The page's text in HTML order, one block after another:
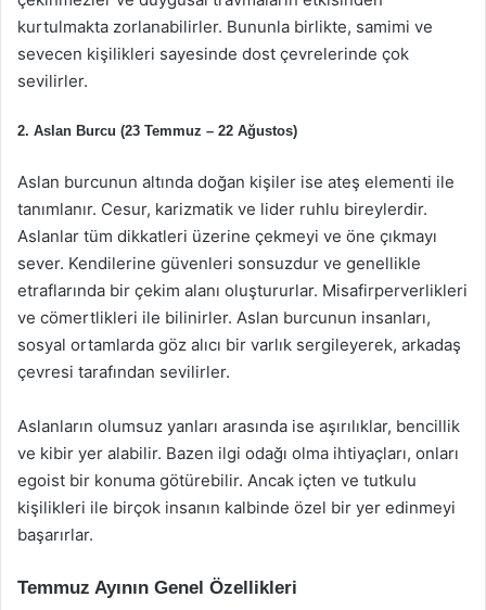
kurtulmakta zorlanabilirler. Bununla birlikte, samimi ve
sevecen kişilikleri sayesinde dost çevrelerinde çok
sevilirler.
2. Aslan Burcu (23 Temmuz – 22 Ağustos)
Aslan burcunun altında doğan kişiler ise ateş elementi ile
tanımlanır. Cesur, karizmatik ve lider ruhlu bireylerdir.
Aslanlar tüm dikkatleri üzerine çekmeyi ve öne çıkmayı
sever. Kendilerine güvenleri sonsuzdur ve genellikle
etraflarında bir çekim alanı oluştururlar. Misafirperverlikleri
ve cömertlikleri ile bilinirler. Aslan burcunun insanları,
sosyal ortamlarda göz alıcı bir varlık sergileyerek, arkadaş
çevresi tarafından sevilirler.
Aslanların olumsuz yanları arasında ise aşırılıklar, bencillik
ve kibir yer alabilir. Bazen ilgi odağı olma ihtiyaçları, onları
egoist bir konuma götürebilir. Ancak içten ve tutkulu
kişilikleri ile birçok insanın kalbinde özel bir yer edinmeyi
başarırlar.
Temmuz Ayının Genel Özellikleri